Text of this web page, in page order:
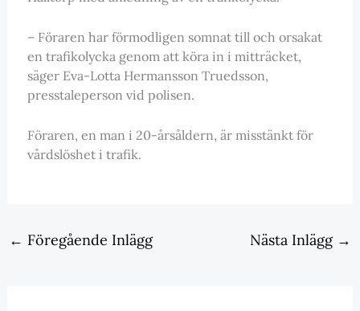
– Föraren har förmodligen somnat till och orsakat
en trafikolycka genom att köra in i mitträcket‚
säger Eva-Lotta Hermansson Truedsson,
presstaleperson vid polisen.
Föraren, en man i 20-årsåldern, är misstänkt för
vårdslöshet i trafik.
← Föregående Inlägg Nästa Inlägg →